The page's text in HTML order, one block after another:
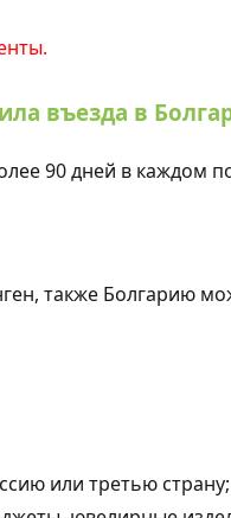
въезда в
90 дней в каждом
также Болгарию
или третью страну;